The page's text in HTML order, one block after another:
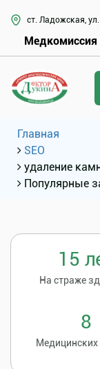
ст. Ладожская,
Медкомиссия
Главная
SEO
удаление
Популярные
15
На страже
8
Медицинских